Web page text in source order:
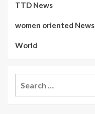
TTD News
women oriented News
World